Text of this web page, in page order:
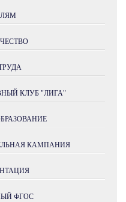
КЛУБ "ЛИГА"
КАМПАНИЯ
ФГОС